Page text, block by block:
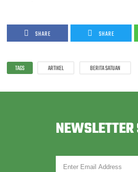
SHARE SHARE
TAGS ARTIKEL BERITA SATUAN